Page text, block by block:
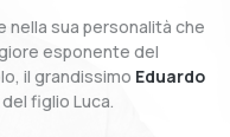
nella sua personalità che
esponente del
il grandissimo Eduardo
figlio Luca.